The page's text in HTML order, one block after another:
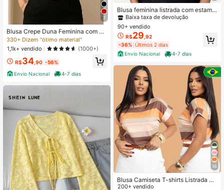
7
Blusa Crepe Duna Feminina com M
anga 3/4 Bufante Plus Size e Slim
330+ Dizem "ótimo material"
1,1k+ vendido
(1000+)
R$34,90 -56%
Envio Nacional
4-7 dias
Blusa feminina listrada com estamp
a de corações, manga curta e gola r
edonda, modelo casual em viscose
com modelagem regular.
Baixa taxa de devolução
10+ Dizem "suave"
Baixa taxa de devolução
10+ Dizem "suave"
Baixa taxa de devolução
10+ Dizem "suave"
Baixa taxa de devolução
90+ vendido
R$29 ,92
-36% Últimos 2 dias
Envio Nacional
4-7 dias
16
Blusa Camiseta T-shirts Listrada Fe
minina Manga Dobrada Moda Verão
200+ vendido